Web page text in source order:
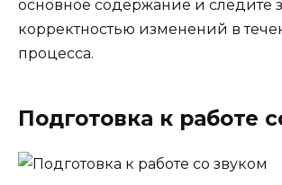
основное содержание и следите
корректностью изменений в
процесса.
Подготовка к работе